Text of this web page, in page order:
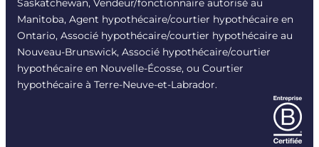
Saskatchewan, Vendeur/fonctionnaire autorisé au
Manitoba, Agent hypothécaire/courtier hypothécaire en
Ontario, Associé hypothécaire/courtier hypothécaire au
Nouveau-Brunswick, Associé hypothécaire/courtier
hypothécaire en Nouvelle-Écosse, ou Courtier
hypothécaire à Terre-Neuve-et-Labrador.